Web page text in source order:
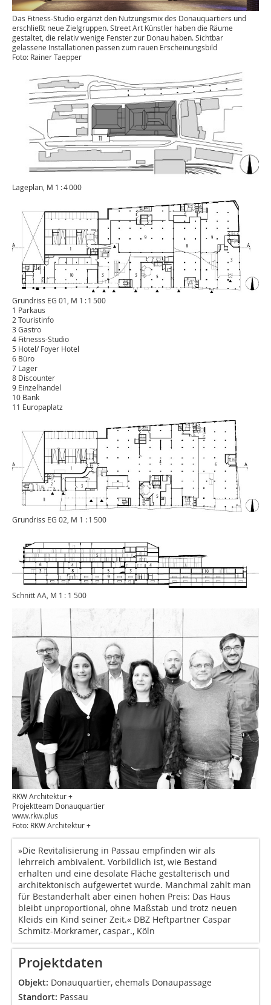
Das Fitness-Studio ergänzt den Nutzungsmix des Donauquartiers und
erschließt neue Zielgruppen. Street Art Künstler haben die Räume
gestaltet, die relativ wenige Fenster zur Donau haben. Sichtbar
gelassene Installationen passen zum rauen Erscheinungsbild
Foto: Rainer Taepper
Lageplan, M 1 : 4 000
Grundriss EG 01, M 1 : 1 500
1 Parkaus
2 Touristinfo
3 Gastro
4 Fitnesss-Studio
5 Hotel/ Foyer Hotel
6 Büro
7 Lager
8 Discounter
9 Einzelhandel
10 Bank
11 Europaplatz
Grundriss EG 02, M 1 : 1 500
Schnitt AA, M 1 : 1 500
RKW Architektur +
Projektteam Donauquartier
www.rkw.plus
Foto: RKW Architektur +
»Die Revitalisierung in Passau empfinden wir als
lehrreich ambivalent. Vorbildlich ist, wie Bestand
erhalten und eine desolate Fläche gestalterisch und
architektonisch aufgewertet wurde. Manchmal zahlt man
für Bestanderhalt aber einen hohen Preis: Das Haus
bleibt unproportional, ohne Maßstab und trotz neuen
Kleids ein Kind seiner Zeit.« DBZ Heftpartner Caspar
Schmitz-Morkramer, caspar., Köln
Projektdaten
Objekt: Donauquartier, ehemals Donaupassage
Standort: Passau